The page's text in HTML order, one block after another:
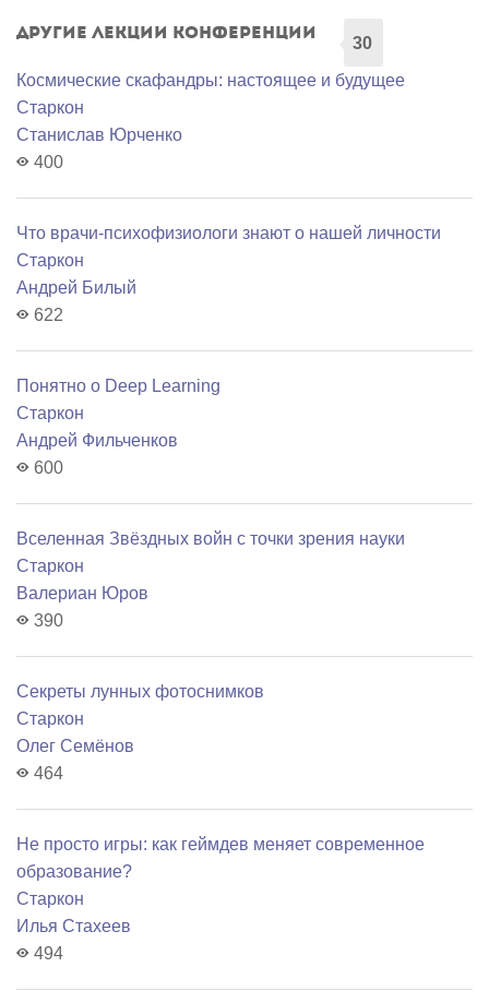
Другие лекции конференции
30
Космические скафандры: настоящее и будущее
Старкон
Станислав Юрченко
400
Что врачи-психофизиологи знают о нашей личности
Старкон
Андрей Билый
622
Понятно о Deep Learning
Старкон
Андрей Фильченков
600
Вселенная Звёздных войн с точки зрения науки
Старкон
Валериан Юров
390
Секреты лунных фотоснимков
Старкон
Олег Семёнов
464
Не просто игры: как геймдев меняет современное
образование?
Старкон
Илья Стахеев
494